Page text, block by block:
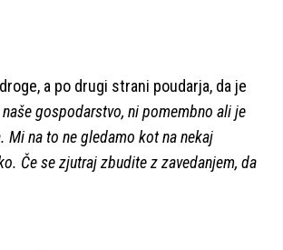
a po drugi strani poudarja, da je
gospodarstvo, ni pomembno ali je
Mi na to ne gledamo kot na nekaj
Če se zjutraj zbudite z zavedanjem, da